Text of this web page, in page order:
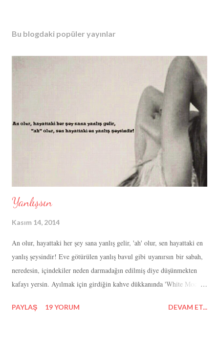
m
ö
n
Bu blogdaki popüler yayınlar
Yanlışsın
Kasım 14, 2014
An olur, hayattaki her şey sana yanlış gelir, 'ah' olur, sen hayattaki en
yanlış şeysindir! Eve götürülen yanlış bavul gibi uyanırsın bir sabah,
neredesin, içindekiler neden darmadağın edilmiş diye düşünmekten
kafayı yersin. Ayılmak için girdiğin kahve dükkanında 'White Mocha'
çalan işçilere dönersin. Gömülürsün dosyalara, kendini havaalanı
PAYLAŞ 19 YORUM DEVAM ET...